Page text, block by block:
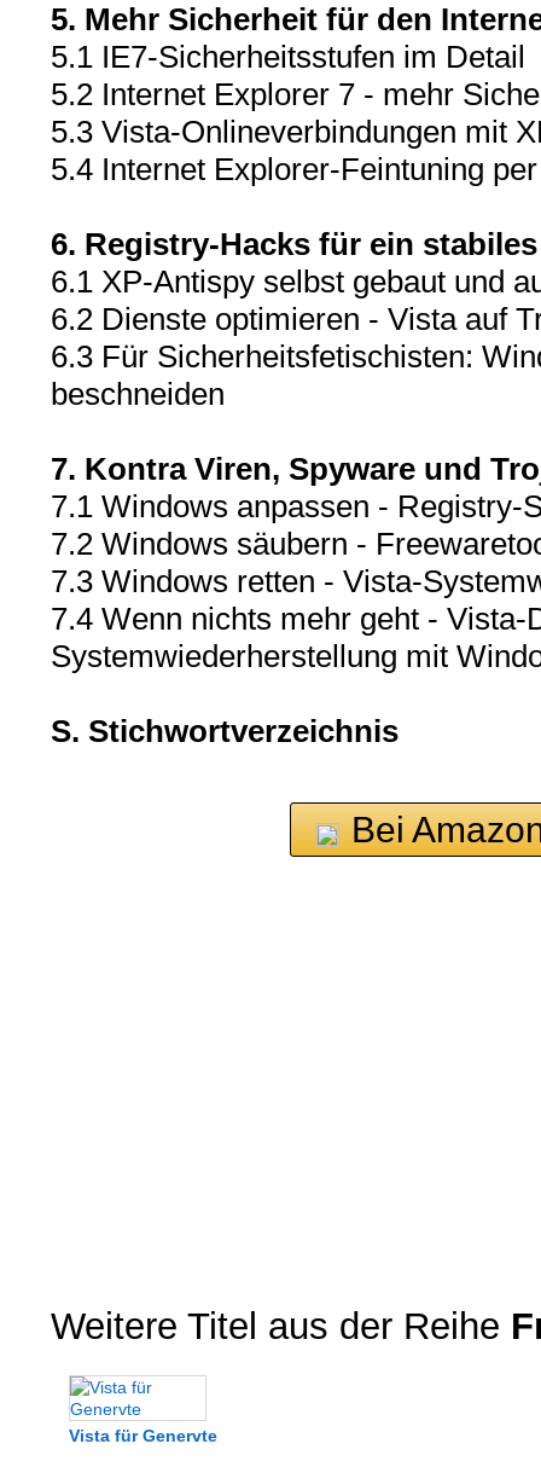
5. Mehr Sicherheit für den
5.1 IE7-Sicherheitsstufen im Detail
5.2 Internet Explorer 7 - mehr
5.3 Vista-Onlineverbindungen mit
5.4 Internet Explorer-Feintuning
6. Registry-Hacks für ein
6.1 XP-Antispy selbst gebaut und
6.2 Dienste optimieren - Vista auf
6.3 Für Sicherheitsfetischisten:
beschneiden
7. Kontra Viren, Spyware und
7.1 Windows anpassen - Registry-
7.2 Windows säubern -
7.3 Windows retten - Vista-
7.4 Wenn nichts mehr geht - Vista-
Systemwiederherstellung mit
S. Stichwortverzeichnis
Bei
Weitere Titel aus der Reihe
Vista für Genervte